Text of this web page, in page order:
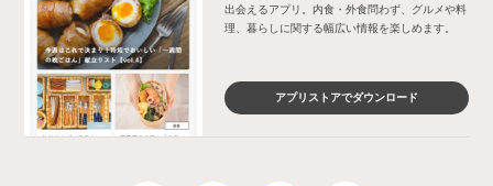
出会えるアプリ。内食・外食問わず、グルメや料
理、暮らしに関する幅広い情報を楽しめます。
アプリストアでダウンロード